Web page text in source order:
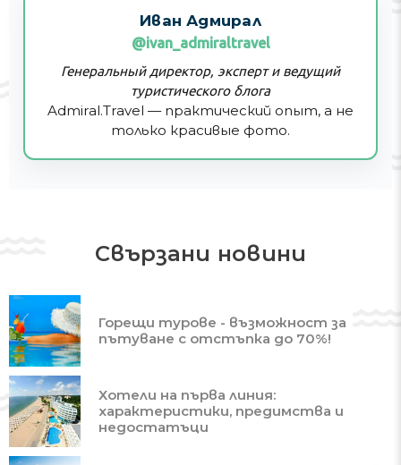
Иван Адмирал
@ivan_admiraltravel
Генеральный директор, эксперт и ведущий
туристического блога
Admiral.Travel — практический опыт, а не
только красивые фото.
Свързани новини
Горещи турове - възможност за
пътуване с отстъпка до 70%!
Хотели на първа линия:
характеристики, предимства и
недостатъци